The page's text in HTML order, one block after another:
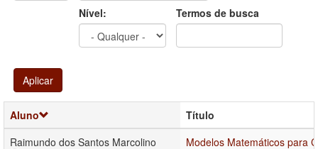
Nível: Termos de busca
Aplicar
Aluno
Título
Raimundo dos Santos Marcolino
Modelos Matemáticos para